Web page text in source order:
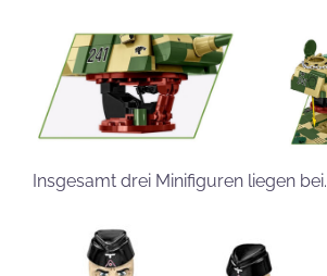
Insgesamt drei Minifiguren liegen bei.